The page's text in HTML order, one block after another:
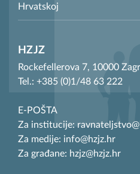
Hrvatskoj
HZJZ
Rockefellerova 7, 10000
Tel.: +385 (0)1/48 63 222
E-POŠTA
Za institucije:
Za medije: info@hzjz.hr
Za građane: hzjz@hzjz.hr